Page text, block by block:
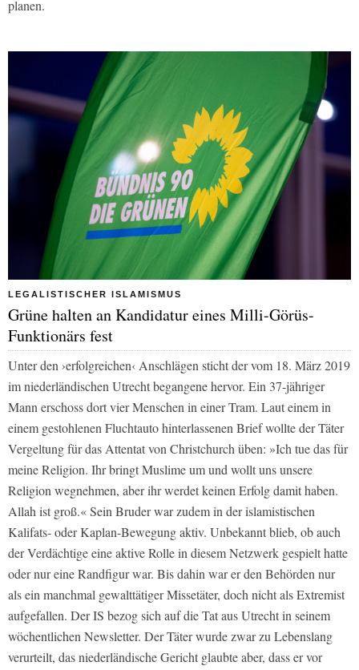
planen.
LEGALISTISCHER ISLAMISMUS
Grüne halten an Kandidatur eines Milli-Görüs-
Funktionärs fest
Unter den ›erfolgreichen‹ Anschlägen sticht der vom 18. März 2019
im niederländischen Utrecht begangene hervor. Ein 37-jähriger
Mann erschoss dort vier Menschen in einer Tram. Laut einem in
einem gestohlenen Fluchtauto hinterlassenen Brief wollte der Täter
Vergeltung für das Attentat von Christchurch üben: »Ich tue das für
meine Religion. Ihr bringt Muslime um und wollt uns unsere
Religion wegnehmen, aber ihr werdet keinen Erfolg damit haben.
Allah ist groß.« Sein Bruder war zudem in der islamistischen
Kalifats- oder Kaplan-Bewegung aktiv. Unbekannt blieb, ob auch
der Verdächtige eine aktive Rolle in diesem Netzwerk gespielt hatte
oder nur eine Randfigur war. Bis dahin war er den Behörden nur
als ein manchmal gewalttätiger Missetäter, doch nicht als Extremist
aufgefallen. Der IS bezog sich auf die Tat aus Utrecht in seinem
wöchentlichen Newsletter. Der Täter wurde zwar zu Lebenslang
verurteilt, das niederländische Gericht glaubte aber, dass er vor